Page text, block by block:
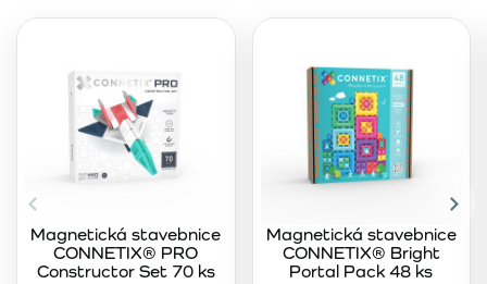
Magnetická stavebnice
CONNETIX® PRO
Constructor Set 70 ks
Magnetická stavebnice
CONNETIX® Bright
Portal Pack 48 ks